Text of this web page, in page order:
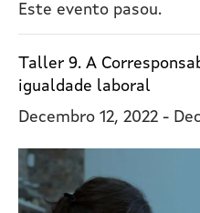
Este evento pasou.
Taller 9. A
igualdade laboral
Decembro 12, 2022 -